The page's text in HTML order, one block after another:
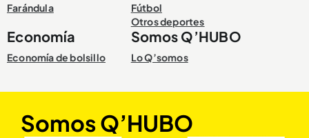
Farándula
Fútbol
Otros deportes
Economía
Economía de bolsillo
Somos Q’HUBO
Lo Q’somos
Somos Q’HUBO